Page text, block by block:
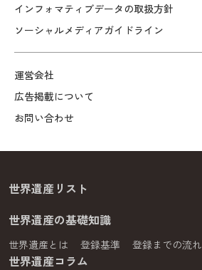
インフォマティブデータの取扱方針
ソーシャルメディアガイドライン
運営会社
広告掲載について
お問い合わせ
世界遺産リスト
世界遺産の基礎知識
世界遺産とは 登録基準 登録までの流れ
世界遺産コラム